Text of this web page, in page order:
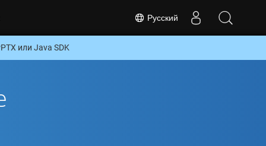
Русский
или Java SDK